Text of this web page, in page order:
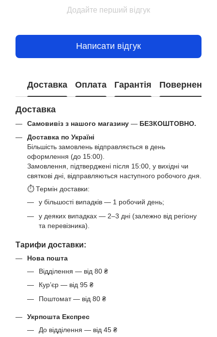
Додайте перший відгук
Написати відгук
Доставка Оплата Гарантія Повернення
Доставка
Самовивіз з нашого магазину — БЕЗКОШТОВНО.
Доставка по Україні
Більшість замовлень відправляється в день
оформлення (до 15:00).
Замовлення, підтверджені після 15:00, у вихідні чи
святкові дні, відправляються наступного робочого дня.
⏱ Термін доставки:
у більшості випадків — 1 робочий день;
у деяких випадках — 2–3 дні (залежно від регіону
та перевізника).
Тарифи доставки:
Нова пошта
Відділення — від 80 ₴
Кур’єр — від 95 ₴
Поштомат — від 80 ₴
Укрпошта Експрес
До відділення — від 45 ₴